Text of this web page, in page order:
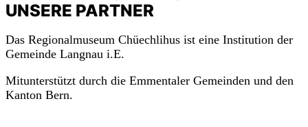
UNSERE PARTNER
Das Regionalmuseum Chüechlihus ist eine Institution der
Gemeinde Langnau i.E.
Mitunterstützt durch die Emmentaler Gemeinden und den
Kanton Bern.